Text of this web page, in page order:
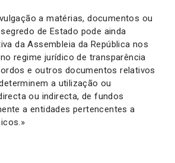
a matérias, documentos ou
de Estado pode ainda
da Assembleia da República nos
regime jurídico de transparência
e outros documentos relativos
a utilização ou
ou indirecta, de fundos
a entidades pertencentes a